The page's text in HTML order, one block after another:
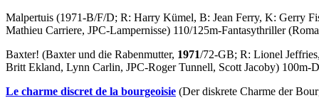
Malpertuis (1971-B/F/D; R: Harry Kümel, B: Jean Ferry, K: Gerry
Mathieu Carriere, JPC-Lampernisse) 110/125m-Fantasythriller (
Baxter! (Baxter und die Rabenmutter, 1971/72-GB; R: Lionel
Britt Ekland, Lynn Carlin, JPC-Roger Tunnell, Scott Jacoby) 100m-
Le charme discret de la bourgeoisie (Der diskrete Charme der